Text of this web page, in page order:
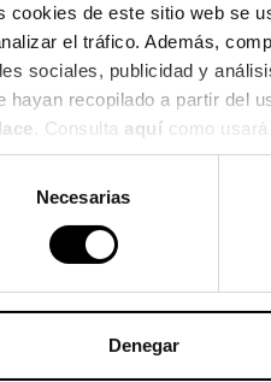
cookies de este sitio web se
el tráfico. Además,
sociales, publicidad y
. Consulta aquí como
Necesarias
Denegar